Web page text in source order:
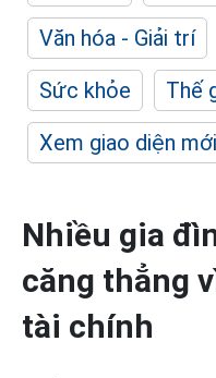
Văn hóa - Giải trí
Sức khỏe
Thế
Xem giao diện mới
Nhiều gia
căng thẳng
tài chính